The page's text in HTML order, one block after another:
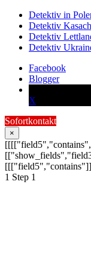
Detektiv in
Detektiv
Detektiv
Detektiv
Facebook
Blogger
X
Sofortkontakt
×
1 Step 1